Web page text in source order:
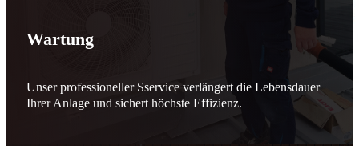
Wartung
Unser professioneller Sservice verlängert die Lebensdauer
Ihrer Anlage und sichert höchste Effizienz.